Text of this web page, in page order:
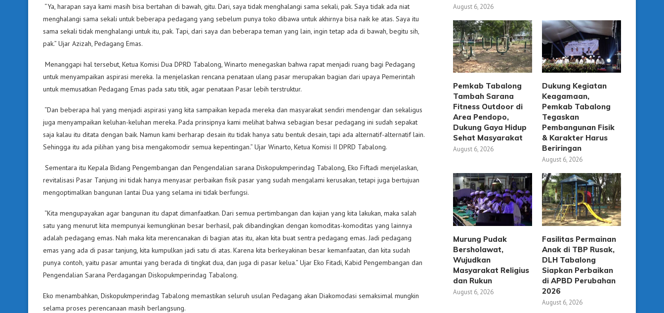
“Ya, harapan saya kami masih bisa bertahan di bawah, gitu. Dari, saya tidak menghalangi sama sekali, pak. Saya tidak ada niat
menghalangi sama sekali untuk beberapa pedagang yang sebelum punya toko dibawa untuk akhirnya bisa naik ke atas. Saya itu
sama sekali tidak menghalangi untuk itu, pak. Tapi, dari saya dan beberapa teman yang lain, ingin tetap ada di bawah, begitu sih,
pak.” Ujar Azizah, Pedagang Emas.
Menanggapi hal tersebut, Ketua Komisi Dua DPRD Tabalong, Winarto menegaskan bahwa rapat menjadi ruang bagi Pedagang
untuk menyampaikan aspirasi mereka. Ia menjelaskan rencana penataan ulang pasar merupakan bagian dari upaya Pemerintah
untuk memusatkan Pedagang Emas pada satu titik, agar penataan Pasar lebih terstruktur.
“Dan beberapa hal yang menjadi aspirasi yang kita sampaikan kepada mereka dan masyarakat sendiri mendengar dan sekaligus
juga menyampaikan keluhan-keluhan mereka. Pada prinsipnya kami melihat bahwa sebagian besar pedagang ini sudah sepakat
saja kalau itu ditata dengan baik. Namun kami berharap desain itu tidak hanya satu bentuk desain, tapi ada alternatif-alternatif lain.
Sehingga itu ada pilihan yang bisa mengakomodir semua kepentingan.” Ujar Winarto, Ketua Komisi II DPRD Tabalong.
Sementara itu Kepala Bidang Pengembangan dan Pengendalian sarana Diskopukmperindag Tabalong, Eko Fiftadi menjelaskan,
revitalisasi Pasar Tanjung ini tidak hanya menyasar perbaikan fisik pasar yang sudah mengalami kerusakan, tetapi juga bertujuan
mengoptimalkan bangunan lantai Dua yang selama ini tidak berfungsi.
“Kita mengupayakan agar bangunan itu dapat dimanfaatkan. Dari semua pertimbangan dan kajian yang kita lakukan, maka salah
satu yang menurut kita mempunyai kemungkinan besar berhasil, pak dibandingkan dengan komoditas-komoditas yang lainnya
adalah pedagang emas. Nah maka kita merencanakan di bagian atas itu, akan kita buat sentra pedagang emas. Jadi pedagang
emas yang ada di pasar tanjung, kita kumpulkan jadi satu di atas. Karena kita berkeyakinan besar kemanfaatan, dan kita sudah
punya contoh, yaitu pasar amuntai yang berada di tingkat dua, dan juga di pasar kelua.” Ujar Eko Fitadi, Kabid Pengembangan dan
Pengendalian Sarana Perdagangan Diskopukmperindag Tabalong.
Eko menambahkan, Diskopukmperindag Tabalong memastikan seluruh usulan Pedagang akan Diakomodasi semaksimal mungkin
selama proses perencanaan masih berlangsung.
August 6, 2026
Pemkab Tabalong
Tambah Sarana
Fitness Outdoor di
Area Pendopo,
Dukung Gaya Hidup
Sehat Masyarakat
August 6, 2026
Dukung Kegiatan
Keagamaan,
Pemkab Tabalong
Tegaskan
Pembangunan Fisik
& Karakter Harus
Beriringan
August 6, 2026
Murung Pudak
Bersholawat,
Wujudkan
Masyarakat Religius
dan Rukun
August 6, 2026
Fasilitas Permainan
Anak di TBP Rusak,
DLH Tabalong
Siapkan Perbaikan
di APBD Perubahan
2026
August 6, 2026